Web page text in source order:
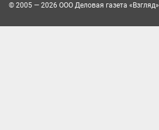
© 2005 — 2026 ООО Деловая газета «Взгляд»